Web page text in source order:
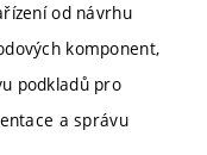
od návrhu
komponent,
podkladů pro
a správu